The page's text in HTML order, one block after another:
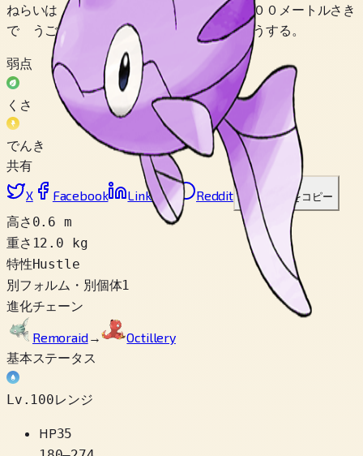
ねらいは せいかく。ふきだす みずは １００メートルさき
で うごく えものに かならず めいちゅうする。
弱点
くさ
でんき
共有
X
Facebook LinkedIn Reddit リンクをコピー
高さ 0.6 m
重さ 12.0 kg
特性Hustle
別フォルム・別個体1
進化チェーン
Remoraid→
Octillery
基本ステータス
Lv.100レンジ
HP35